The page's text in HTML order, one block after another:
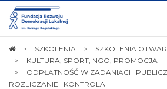
Ośrodek
Kształcenia
Samorządu
Terytorialnego
Waleriana
Pańki
STRONA
GŁÓWNA
SZKOLENIA
SZKOLENIA
KULTURA, SPORT, NGO, PROMOCJA
ODPŁATNOŚĆ W ZADANIACH
ROZLICZANIE I KONTROLA